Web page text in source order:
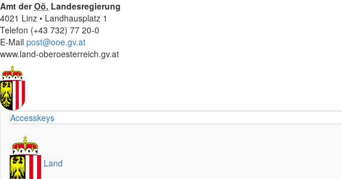
Amt derOö. Landesregierung
4021 Linz • Landhausplatz 1
Telefon (+43 732) 77 20-0
E-Mail post@ooe.gv.at
www.land-oberoesterreich.gv.at
Accesskeys
Land